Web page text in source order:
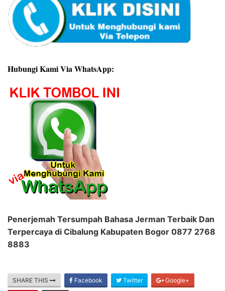
Hubungi Kami Via WhatsApp:
Penerjemah Tersumpah Bahasa Jerman Terbaik Dan
Terpercaya di Cibalung Kabupaten Bogor 0877 2768
8883
SHARE THIS Facebook Twitter Google+